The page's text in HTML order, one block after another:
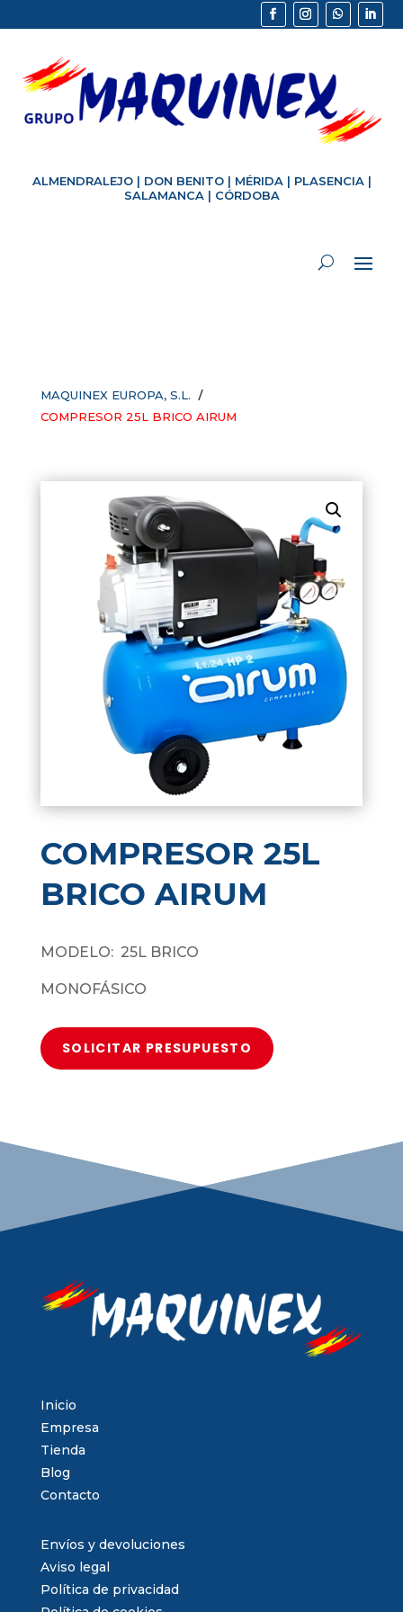
ALMENDRALEJO| DON BENITO| MÉRIDA| PLASENCIA|
SALAMANCA| CÓRDOBA
MAQUINEX EUROPA, S.L. /
COMPRESOR 25L BRICO AIRUM
COMPRESOR 25L
BRICO AIRUM
MODELO: 25L BRICO
MONOFÁSICO
SOLICITAR PRESUPUESTO
Inicio
Empresa
Tienda
Blog
Contacto
Envíos y devoluciones
Aviso legal
Política de privacidad